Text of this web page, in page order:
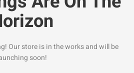
Our store is in the works and will be
soon!